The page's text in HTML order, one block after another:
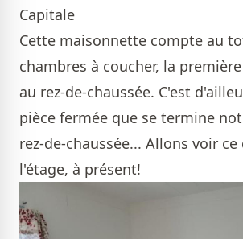
Capitale
Cette maisonnette compte au
chambres à coucher, la
au rez-de-chaussée. C'est
pièce fermée que se termine
rez-de-chaussée... Allons voir
l'étage, à présent!